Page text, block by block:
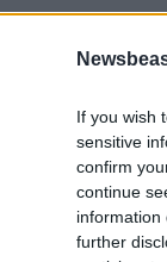
If you wish
sensitive
confirm
continue
information
further